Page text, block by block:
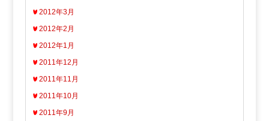
2012年3月
2012年2月
2012年1月
2011年12月
2011年11月
2011年10月
2011年9月